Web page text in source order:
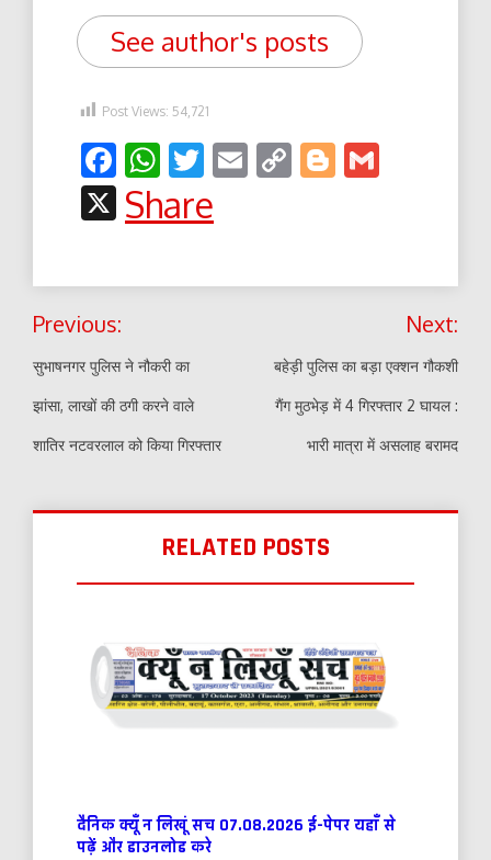
See author's posts
Post Views: 54,721
Facebook
WhatsApp
Twitter
EmailCopyBlogger
X
Share
Post
navigation
Previous:
सुभाषनगर पुलिस ने नौकरी का
झांसा, लाखों की ठगी करने वाले
शातिर नटवरलाल को किया गिरफ्तार
Next:
बहेड़ी पुलिस का बड़ा एक्शन गौकशी
गैंग मुठभेड़ में 4 गिरफ्तार 2 घायल :
भारी मात्रा में असलाह बरामद
RELATED POSTS
दैनिक क्यूँ न लिखूं सच 07.08.2026 ई-पेपर यहाँ से
पढ़ें और डाउनलोड करे